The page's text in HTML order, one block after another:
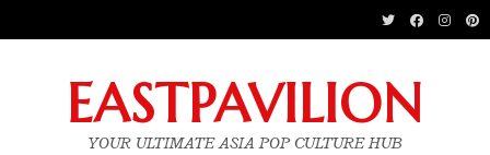
EASTPAVILION
YOUR ULTIMATE ASIA POP CULTURE HUB